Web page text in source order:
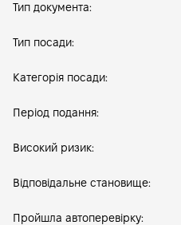
Тип документа:
Тип посади:
Категорія посади:
Період подання:
Високий ризик:
Відповідальне становище:
Пройшла автоперевірку: